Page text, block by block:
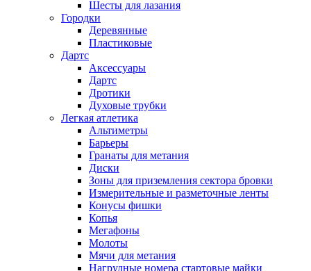
Шесты для лазания
Городки
Деревянные
Пластиковые
Дартс
Аксессуары
Дартс
Дротики
Духовые трубки
Легкая атлетика
Альтиметры
Барьеры
Гранаты для метания
Диски
Зоны для приземления сектора бровки
Измерительные и разметочные ленты
Конусы фишки
Копья
Мегафоны
Молоты
Мячи для метания
Нагрудные номера стартовые майки